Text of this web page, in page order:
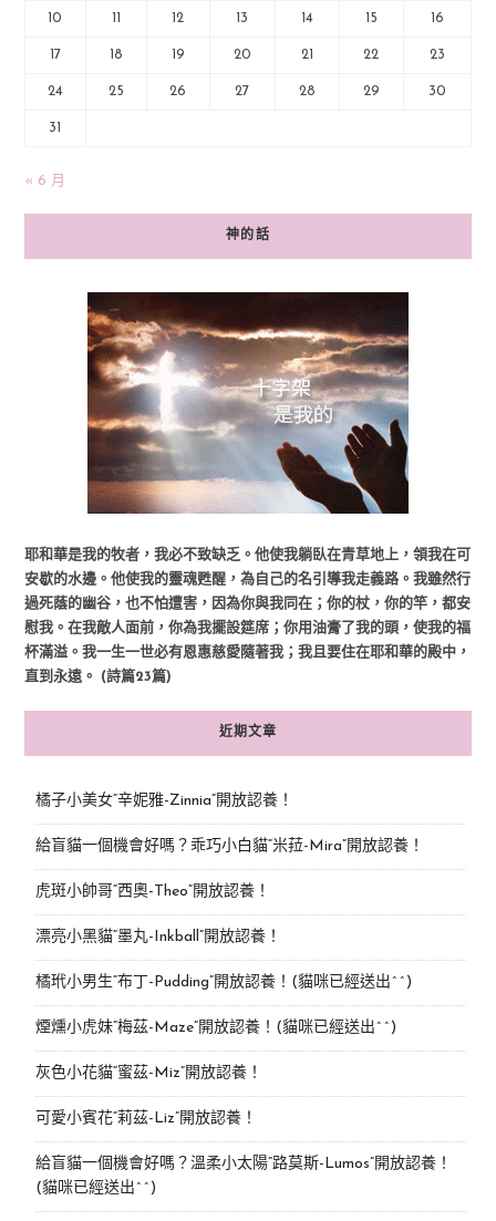
10 12 13 14 15 16
17 18 19 20 21 22 23
24 25 26 27 28 29 30
31
« 6 月
神的話
耶和華是我的牧者，我必不致缺乏。他使我躺臥在青草地上，領我在可
安歇的水邊。他使我的靈魂甦醒，為自己的名引導我走義路。我雖然行
過死蔭的幽谷，也不怕遭害，因為你與我同在；你的杖，你的竿，都安
慰我。在我敵人面前，你為我擺設筵席；你用油膏了我的頭，使我的福
杯滿溢。我一生一世必有恩惠慈愛隨著我；我且要住在耶和華的殿中，
直到永遠。 (詩篇23篇)
近期文章
橘子小美女“辛妮雅-Zinnia”開放認養！
給盲貓一個機會好嗎？乖巧小白貓“米菈-Mira”開放認養！
虎斑小帥哥“西奧-Theo”開放認養！
漂亮小黑貓“墨丸-Inkball”開放認養！
橘玳小男生“布丁-Pudding”開放認養！(貓咪已經送出^^)
煙燻小虎妹“梅茲-Maze”開放認養！(貓咪已經送出^^)
灰色小花貓“蜜茲-Miz”開放認養！
可愛小賓花“莉茲-Liz”開放認養！
給盲貓一個機會好嗎？溫柔小太陽“路莫斯-Lumos”開放認養！
(貓咪已經送出^^)